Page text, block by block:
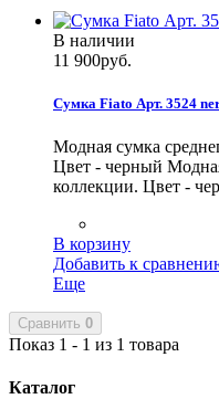
В наличии
11 900руб.
Сумка Fiato Арт. 3524
Модная сумка
Цвет - черный
коллекции. Цвет -
В корзину
Добавить к
Еще
Сравнить 0
Показ 1 - 1 из 1 товара
Каталог